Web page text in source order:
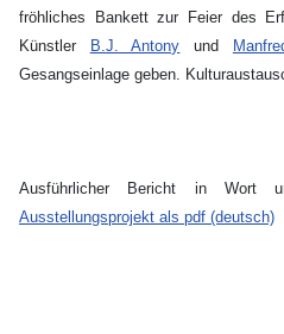
fröhliches Bankett zur Feier des
Künstler
B.J. Antony und
Gesangseinlage geben.
Ausführlicher Bericht in Wort
Ausstellungsprojekt als pdf (deutsch)